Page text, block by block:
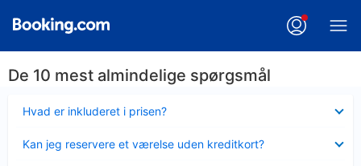
De 10 mest almindelige spørgsmål
Hvad er inkluderet i prisen?
Kan jeg reservere et værelse uden kreditkort?